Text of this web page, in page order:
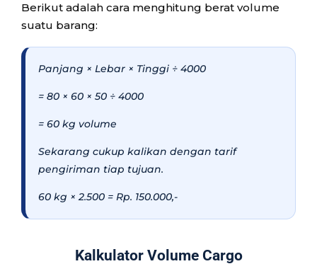
Berikut adalah cara menghitung berat volume
suatu barang:
Panjang × Lebar × Tinggi ÷ 4000
= 80 × 60 × 50 ÷ 4000
= 60 kg volume
Sekarang cukup kalikan dengan tarif
pengiriman tiap tujuan.
60 kg × 2.500 = Rp. 150.000,-
Kalkulator Volume Cargo